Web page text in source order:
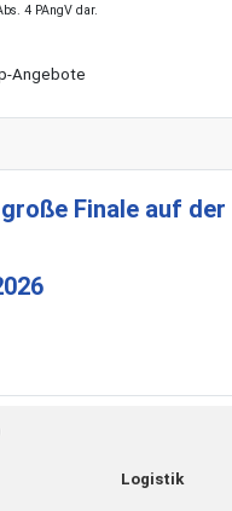
4 PAngV dar.
Angebote
Finale auf
Logistik